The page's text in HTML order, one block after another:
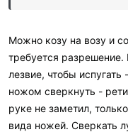
Можно козу на возу и
требуется разрешение.
лезвие, чтобы испугать
ножом сверкнуть -
руке не заметил,
вида ножей. Сверкать